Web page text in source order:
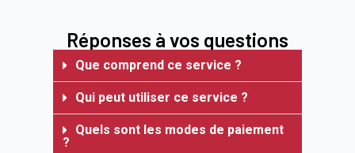
Réponses à vos questions
Que comprend ce service ?
Qui peut utiliser ce service ?
Quels sont les modes de paiement
?